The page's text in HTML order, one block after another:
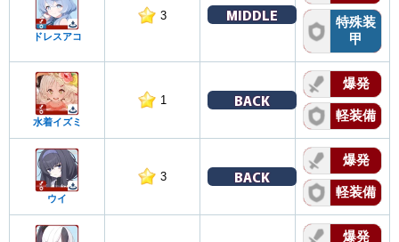
ドレスアコ
3 MIDDLE
特殊装
甲
水着イズミ
1 BACK
爆発
軽装備
ウイ
3 BACK
爆発
軽装備
爆発